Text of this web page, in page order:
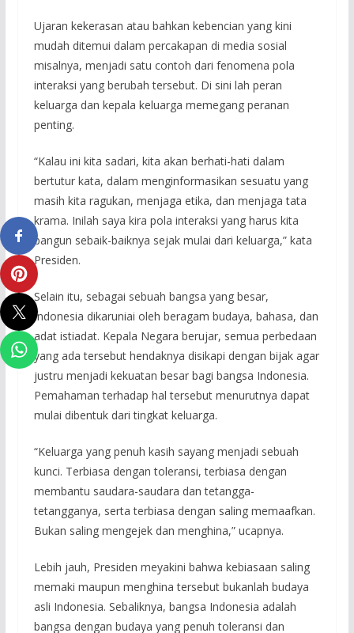
Ujaran kekerasan atau bahkan kebencian yang kini
mudah ditemui dalam percakapan di media sosial
misalnya, menjadi satu contoh dari fenomena pola
interaksi yang berubah tersebut. Di sini lah peran
keluarga dan kepala keluarga memegang peranan
penting.
“Kalau ini kita sadari, kita akan berhati-hati dalam
bertutur kata, dalam menginformasikan sesuatu yang
masih kita ragukan, menjaga etika, dan menjaga tata
krama. Inilah saya kira pola interaksi yang harus kita
bangun sebaik-baiknya sejak mulai dari keluarga,” kata
Presiden.
Selain itu, sebagai sebuah bangsa yang besar,
Indonesia dikaruniai oleh beragam budaya, bahasa, dan
adat istiadat. Kepala Negara berujar, semua perbedaan
yang ada tersebut hendaknya disikapi dengan bijak agar
justru menjadi kekuatan besar bagi bangsa Indonesia.
Pemahaman terhadap hal tersebut menurutnya dapat
mulai dibentuk dari tingkat keluarga.
“Keluarga yang penuh kasih sayang menjadi sebuah
kunci. Terbiasa dengan toleransi, terbiasa dengan
membantu saudara-saudara dan tetangga-
tetangganya, serta terbiasa dengan saling memaafkan.
Bukan saling mengejek dan menghina,” ucapnya.
Lebih jauh, Presiden meyakini bahwa kebiasaan saling
memaki maupun menghina tersebut bukanlah budaya
asli Indonesia. Sebaliknya, bangsa Indonesia adalah
bangsa dengan budaya yang penuh toleransi dan